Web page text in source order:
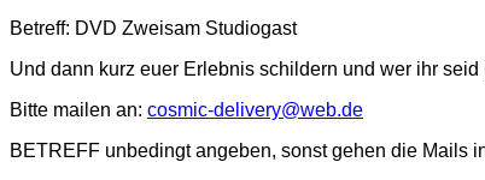
Betreff: DVD Zweisam Studiogast
Und dann kurz euer Erlebnis schildern und wer ihr
Bitte mailen an: cosmic-delivery@web.de
BETREFF unbedingt angeben, sonst gehen die Mails